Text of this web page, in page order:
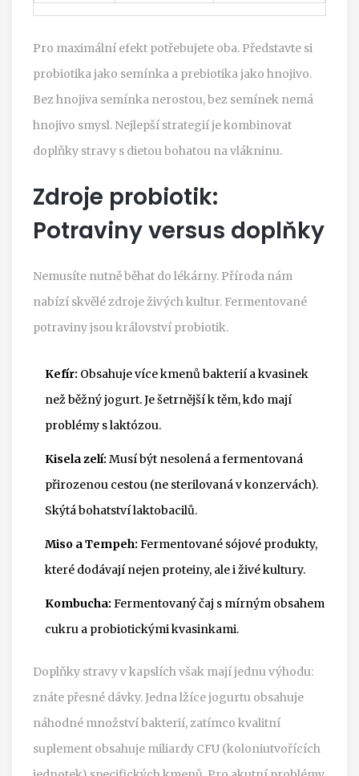
Pro maximální efekt potřebujete oba. Představte si
probiotika jako semínka a prebiotika jako hnojivo.
Bez hnojiva semínka nerostou, bez semínek nemá
hnojivo smysl. Nejlepší strategií je kombinovat
doplňky stravy s dietou bohatou na vlákninu.
Zdroje probiotik:
Potraviny versus doplňky
Nemusíte nutně běhat do lékárny. Příroda nám
nabízí skvělé zdroje živých kultur. Fermentované
potraviny jsou království probiotik.
Kefír: Obsahuje více kmenů bakterií a kvasinek
než běžný jogurt. Je šetrnější k těm, kdo mají
problémy s laktózou.
Kisela zelí: Musí být nesolená a fermentovaná
přirozenou cestou (ne sterilovaná v konzervách).
Skýtá bohatství laktobacilů.
Miso a Tempeh: Fermentované sójové produkty,
které dodávají nejen proteiny, ale i živé kultury.
Kombucha: Fermentovaný čaj s mírným obsahem
cukru a probiotickými kvasinkami.
Doplňky stravy v kapslích však mají jednu výhodu:
znáte přesné dávky. Jedna lžíce jogurtu obsahuje
náhodné množství bakterií, zatímco kvalitní
suplement obsahuje miliardy CFU (koloniutvořících